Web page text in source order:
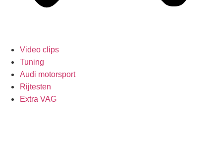
Video clips
Tuning
Audi motorsport
Rijtesten
Extra VAG